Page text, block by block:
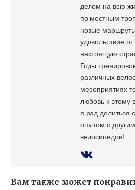
делом на всю
по местным
новые
удовольствие
настоящую
Годы
различных
мероприятиях
любовь к этому
я рад делиться
опытом с
велосипедов!
Вам также может